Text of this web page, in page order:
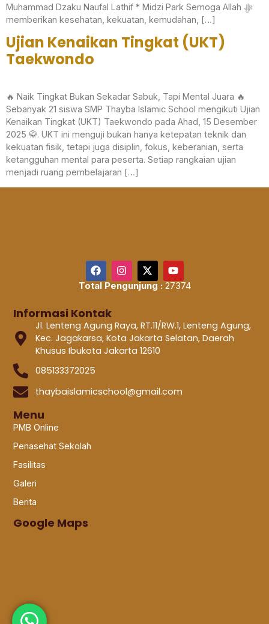
Muhammad Dzaku Naufal Lathif * Midzi Park Semoga Allah ﷻ
memberikan kesehatan, kekuatan, kemudahan, […]
Ujian Kenaikan Tingkat (UKT)
Taekwondo
🔥 Naik Tingkat Bukan Sekadar Sabuk, Tapi Mental Juara 🔥
Sebanyak 21 siswa SMP Thayba Islamic School mengikuti Ujian
Kenaikan Tingkat (UKT) Taekwondo pada Ahad, 15 Desember
2025 🥋. UKT ini menguji bukan hanya ketepatan teknik dan
kekuatan fisik, tetapi juga disiplin, fokus, keberanian, serta
ketangguhan mental para peserta. Setiap rangkaian ujian
menjadi ruang pembelajaran […]
Total Pengunjung :27374
Informasi Kontak
Jl. Lenteng Agung Raya, RT.11/RW.1, Lenteng Agung,
Kec. Jagakarsa, Kota Jakarta Selatan, Daerah
Khusus Ibukota Jakarta 12610
085133372025
thaybaislamicschool@gmail.com
Menu
PMB Online
Penasehat Sekolah
Fasilitas
Galeri
Berita
Google Maps